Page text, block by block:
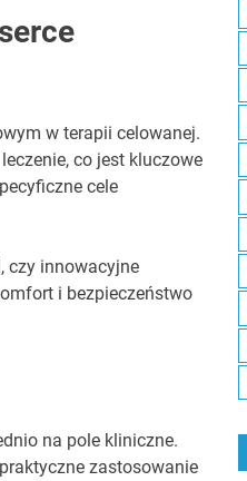
w terapii celowanej.
co jest kluczowe
cele
czy innowacyjne
i bezpieczeństwo
na pole kliniczne.
zastosowanie